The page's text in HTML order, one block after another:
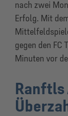
nach zwei
Erfolg. Mit
gegen den FC
Minuten vor
Ranftls